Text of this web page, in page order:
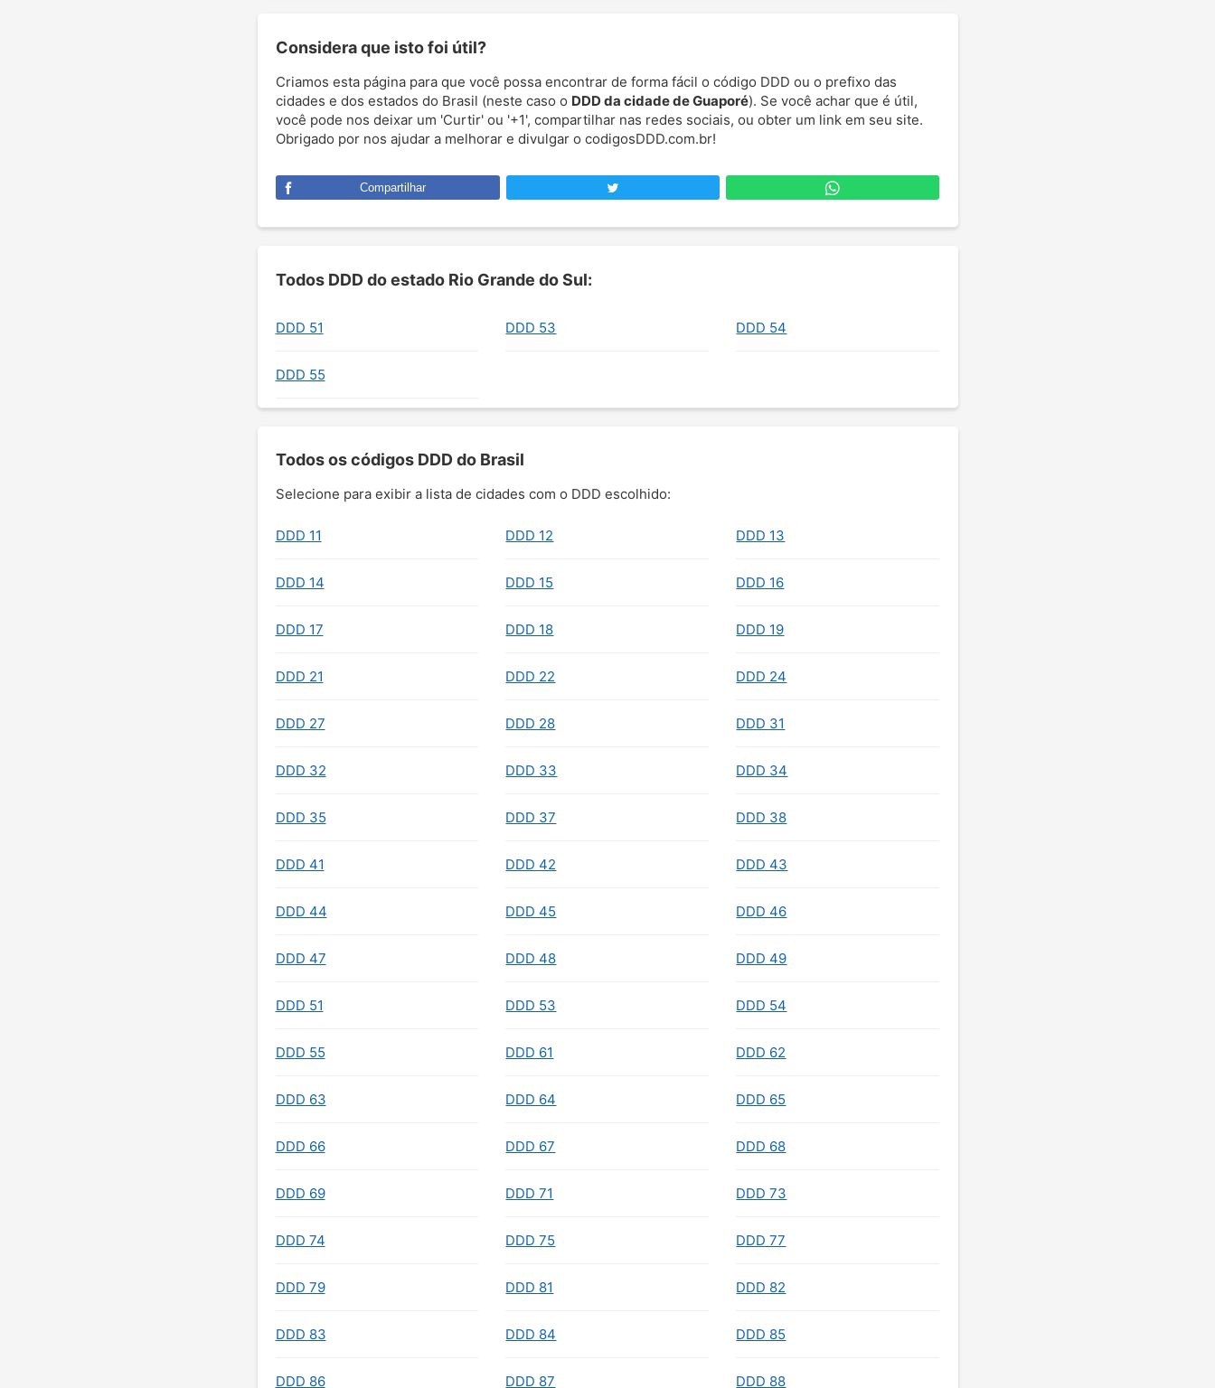
Considera que isto foi útil?
Criamos esta página para que você possa encontrar de forma fácil o código DDD ou o prefixo das
cidades e dos estados do Brasil (neste caso o DDD da cidade de Guaporé). Se você achar que é útil,
você pode nos deixar um 'Curtir' ou '+1', compartilhar nas redes sociais, ou obter um link em seu site.
Obrigado por nos ajudar a melhorar e divulgar o codigosDDD.com.br!
Compartilhar
Todos DDD do estado Rio Grande do Sul:
DDD 51 DDD 53 DDD 54
DDD 55
Todos os códigos DDD do Brasil
Selecione para exibir a lista de cidades com o DDD escolhido:
DDD 11 DDD 12 DDD 13
DDD 14 DDD 15 DDD 16
DDD 17 DDD 18 DDD 19
DDD 21 DDD 22 DDD 24
DDD 27 DDD 28 DDD 31
DDD 32 DDD 33 DDD 34
DDD 35 DDD 37 DDD 38
DDD 41 DDD 42 DDD 43
DDD 44 DDD 45 DDD 46
DDD 47 DDD 48 DDD 49
DDD 51 DDD 53 DDD 54
DDD 55 DDD 61 DDD 62
DDD 63 DDD 64 DDD 65
DDD 66 DDD 67 DDD 68
DDD 69 DDD 71 DDD 73
DDD 74 DDD 75 DDD 77
DDD 79 DDD 81 DDD 82
DDD 83 DDD 84 DDD 85
DDD 86 DDD 87 DDD 88